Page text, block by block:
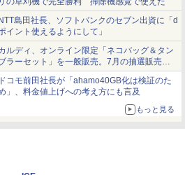
島田社長、ソフトバンクのセブン出資に「d
イント使えるようにして」
ルディ、オンライン限定「ネコバッグ＆タン
ラーセット」を一般販売。7月の抽選販売の
選無効分
コモ前田社長が「ahamo40GB化は検証のた
」、料金値上げへの考え方にも言及
もっと見る